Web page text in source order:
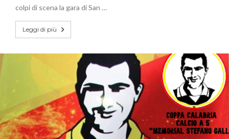
colpi di scena la gara di San …
Leggi di più